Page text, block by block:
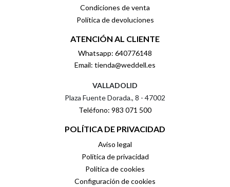
Condiciones de venta
Política de devoluciones
ATENCIÓN AL CLIENTE
Whatsapp: 640776148
Email: tienda@weddell.es
VALLADOLID
Plaza Fuente Dorada., 8 - 47002
Teléfono: 983 071 500
POLÍTICA DE PRIVACIDAD
Aviso legal
Política de privacidad
Política de cookies
Configuración de cookies